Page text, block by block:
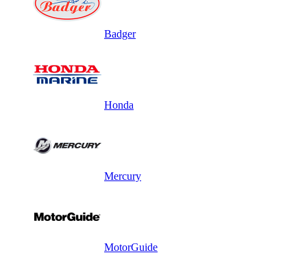
Badger
Honda
Mercury
MotorGuide